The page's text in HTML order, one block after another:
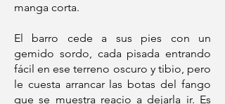
manga corta.
El barro cede a sus pies con un
gemido sordo, cada pisada entrando
fácil en ese terreno oscuro y tibio, pero
le cuesta arrancar las botas del fango
que se muestra reacio a dejarla ir. Es